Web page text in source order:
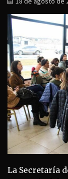
La Secretaría